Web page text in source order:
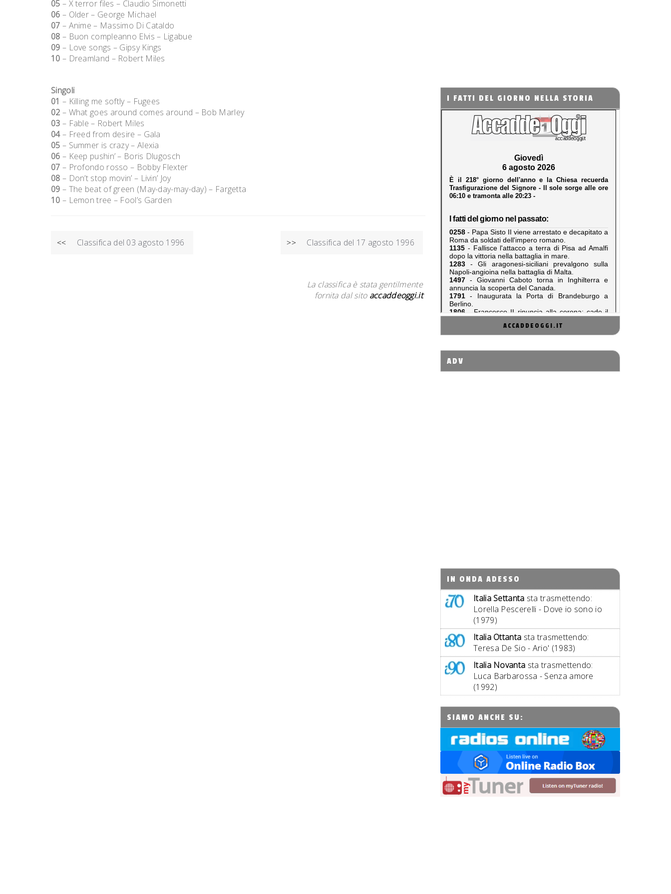
05 – X terror files – Claudio Simonetti
06 – Older – George Michael
07 – Anime – Massimo Di Cataldo
08 – Buon compleanno Elvis – Ligabue
09 – Love songs – Gipsy Kings
10 – Dreamland – Robert Miles
Singoli
01 – Killing me softly – Fugees
02 – What goes around comes around – Bob Marley
03 – Fable – Robert Miles
04– Freed from desire – Gala
05 – Summer is crazy – Alexia
06 – Keep pushin’ – Boris Dlugosch
07 – Profondo rosso – Bobby Flexter
08 – Don’t stop movin’ – Livin’ Joy
09 – The beat of green (May-day-may-day) – Fargetta
10 – Lemon tree – Fool’s Garden
NAVIGAZIONE
<< Classifica del 03 agosto 1996 >> Classifica del 17 agosto 1996
La classifica è stata gentilmente
fornita dal sito accaddeoggi.it
I FATTI DEL GIORNO NELLA STORIA
ACCADDEOGGI.IT
ADV
IN ONDA ADESSO
Italia Settanta sta trasmettendo:
Lorella Pescerelli - Dove io sono io
(1979)
Italia Ottanta sta trasmettendo:
Teresa De Sio - Ario' (1983)
Italia Novanta sta trasmettendo:
Luca Barbarossa - Senza amore
(1992)
SIAMO ANCHE SU: